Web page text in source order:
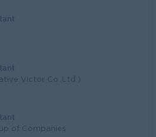
Victor Co.,Ltd.)
of Companies